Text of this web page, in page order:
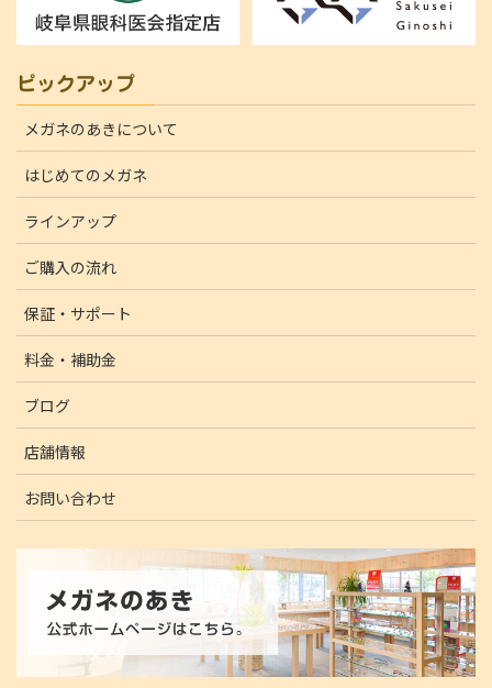
ピックアップ
メガネのあきについて
はじめてのメガネ
ラインアップ
ご購入の流れ
保証・サポート
料金・補助金
ブログ
店舗情報
お問い合わせ